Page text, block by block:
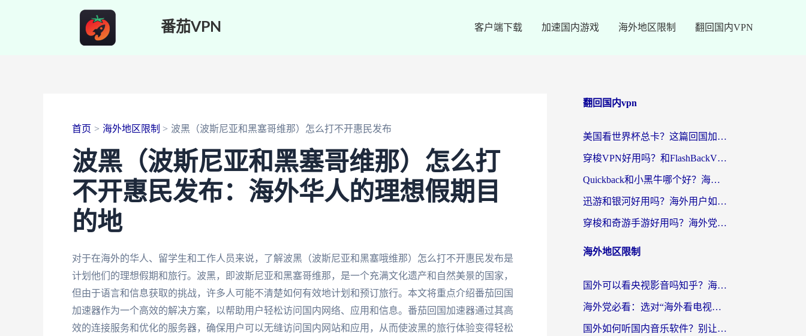
番茄VPN 客户端下载 加速国内游戏 海外地区限制 翻回国内VPN
首页 海外地区限制 波黑（波斯尼亚和黑塞哥维那）怎么打不开惠民发布
波黑（波斯尼亚和黑塞哥维那）怎么打
不开惠民发布：海外华人的理想假期目
的地
对于在海外的华人、留学生和工作人员来说，了解波黑（波斯尼亚和黑塞哦维那）怎么打不开惠民发布是
计划他们的理想假期和旅行。波黑，即波斯尼亚和黑塞哥维那，是一个充满文化遗产和自然美景的国家，
但由于语言和信息获取的挑战，许多人可能不清楚如何有效地计划和预订旅行。本文将重点介绍番茄回国
加速器作为一个高效的解决方案，以帮助用户轻松访问国内网络、应用和信息。番茄回国加速器通过其高
效的连接服务和优化的服务器，确保用户可以无缝访问国内网站和应用，从而使波黑的旅行体验变得轻松
翻回国内vpn
美国看世界杯总卡？这篇回国加速器指南帮你无缝刷国内资源（附苹果手机VPN设置步骤）
穿梭VPN好用吗？和FlashBackVPN对比哪个回国效果更好？
Quickback和小黑牛哪个好？海外党亲测指南，选对回国加速器秒回国内
迅游和银河好用吗？海外用户如何选择回国加速器实现无缝访问国内资源
穿梭和奇游手游好用吗？海外党亲测3款回国加速器，附蜜蜂加速器七天试用攻略
海外地区限制
国外可以看央视影音吗知乎？海外党亲测有效的回国加速方案
海外党必看：选对“海外看电视剧软件”，再也不用愁国内剧刷不了
国外如何听国内音乐软件？别让地域限制，断了你的中文歌单